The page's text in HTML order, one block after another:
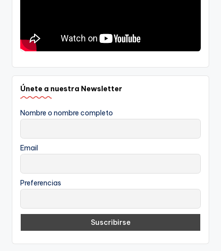
Únete a nuestra Newsletter
Nombre o nombre completo
Email
Preferencias